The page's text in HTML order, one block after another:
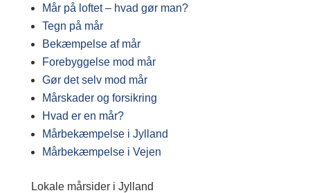
Mår på loftet – hvad gør man?
Tegn på mår
Bekæmpelse af mår
Forebyggelse mod mår
Gør det selv mod mår
Mårskader og forsikring
Hvad er en mår?
Mårbekæmpelse i Jylland
Mårbekæmpelse i Vejen
Lokale mårsider i Jylland